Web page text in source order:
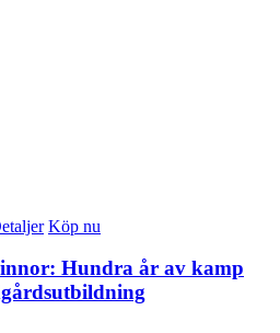
Köp nu
Hundra år av kamp